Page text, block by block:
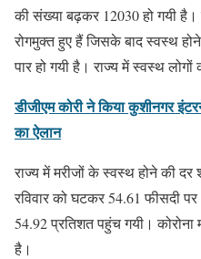
की संख्या बढ़कर 12030 हो गयी
रोगमुक्त हुए हैं जिसके बाद स्वस्थ
पार हो गयी है। राज्य में स्वस्थ
डीजीएम कोरी ने किया कुशीनगर
का ऐलान
राज्य में मरीजों के स्वस्थ होने की दर
रविवार को घटकर 54.61 फीसदी
54.92 प्रतिशत पहुंच गयी।
है।